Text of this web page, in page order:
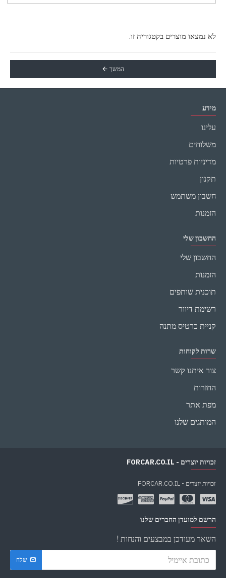
לא נמצאו מוצרים בקטגוריה זו.
המשך
מידע
עלינו
משלוחים
מדיניות פרטיות
תקנון
חשבון משתמש
הזמנות
החשבון שלי
החשבון שלי
הזמנות
תוכנית שותפים
רשימת דיוור
קניית כרטיס מתנה
שרות לקוחות
צור איתנו קשר
החזרות
מפת אתר
המותגים שלנו
זכויות יוצרים - FORCAR.CO.IL
זכויות יוצרים - FORCAR.CO.IL
הרשם למועדן החברים שלנו
השאר מעודכן במבצעים והנחות !
שלח